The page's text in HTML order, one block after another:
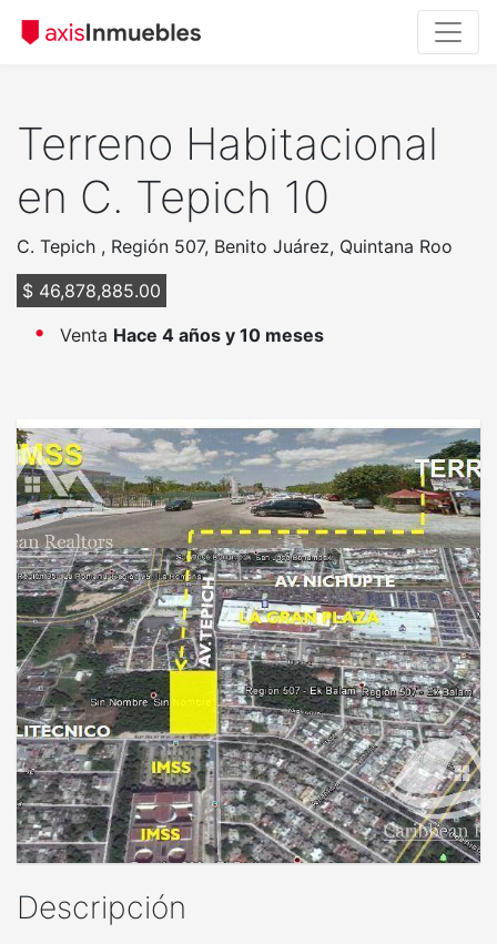
Terreno Habitacional
en C. Tepich 10
C. Tepich , Región 507, Benito Juárez, Quintana Roo
$ 46,878,885.00
Venta Hace 4 años y 10 meses
Descripción